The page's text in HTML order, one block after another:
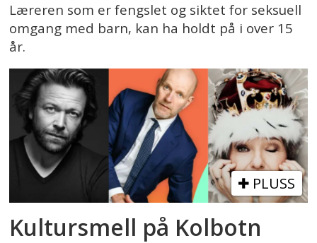
Læreren som er fengslet og siktet for seksuell
omgang med barn, kan ha holdt på i over 15
år.
PLUSS
Kultursmell på Kolbotn